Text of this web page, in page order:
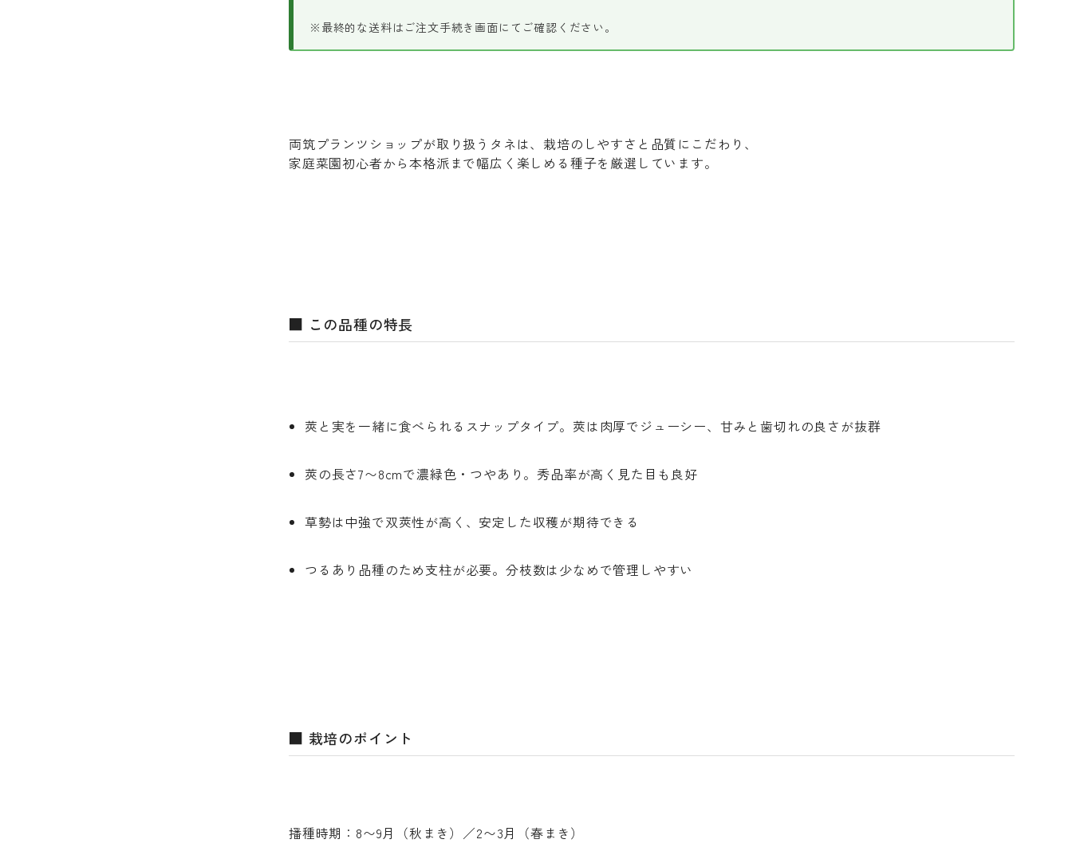
※最終的な送料はご注文手続き画面にてご確認ください。
両筑プランツショップが取り扱うタネは、栽培のしやすさと品質にこだわり、
家庭菜園初心者から本格派まで幅広く楽しめる種子を厳選しています。
■ この品種の特長
莢と実を一緒に食べられるスナップタイプ。莢は肉厚でジューシー、甘みと歯切れの良さが抜群
莢の長さ7〜8cmで濃緑色・つやあり。秀品率が高く見た目も良好
草勢は中強で双莢性が高く、安定した収穫が期待できる
つるあり品種のため支柱が必要。分枝数は少なめで管理しやすい
■ 栽培のポイント
播種時期：8〜9月（秋まき）／2〜3月（春まき）